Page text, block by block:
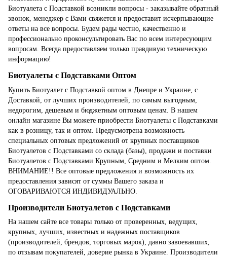
Биотуалета с Подставкой возникли вопросы - заказывайте обратный
звонок, менеджер с Вами свяжется и предоставит исчерпывающие
ответы на все вопросы. Будем рады честно, качественно и
профессионально проконсультировать Вас по всем интересующим
вопросам. Всегда предоставляем только правдивую техническую
информацию!
Биотуалеты с Подставками Оптом
Купить Биотуалет с Подставкой оптом в Днепре и Украине, с
Доставкой, от лучших производителей, по самым выгодным,
недорогим, дешевым и бюджетным оптовым ценам. В нашем
онлайн магазине Вы можете приобрести Биотуалеты с Подставками
как в розницу, так и оптом. Предусмотрена возможность
специальных оптовых предложений от крупных поставщиков
Биотуалетов с Подставками со склада (базы), продажи и поставки
Биотуалетов с Подставками Крупным, Средним и Мелким оптом.
ВНИМАНИЕ!! Все оптовые предложения и возможность их
предоставления зависят от суммы Вашего заказа и
ОГОВАРИВАЮТСЯ ИНДИВИДУАЛЬНО.
Производители Биотуалетов с Подставками
На нашем сайте все товары только от проверенных, ведущих,
крупных, лучших, известных и надежных поставщиков
(производителей, брендов, торговых марок), давно завоевавших,
по отзывам покупателей, доверие рынка в Украине. Производители